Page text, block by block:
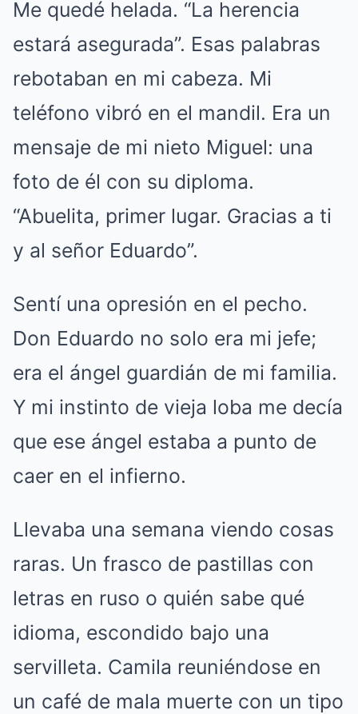
Me quedé helada. “La herencia
estará asegurada”. Esas palabras
rebotaban en mi cabeza. Mi
teléfono vibró en el mandil. Era un
mensaje de mi nieto Miguel: una
foto de él con su diploma.
“Abuelita, primer lugar. Gracias a ti
y al señor Eduardo”.
Sentí una opresión en el pecho.
Don Eduardo no solo era mi jefe;
era el ángel guardián de mi familia.
Y mi instinto de vieja loba me decía
que ese ángel estaba a punto de
caer en el infierno.
Llevaba una semana viendo cosas
raras. Un frasco de pastillas con
letras en ruso o quién sabe qué
idioma, escondido bajo una
servilleta. Camila reuniéndose en
un café de mala muerte con un tipo